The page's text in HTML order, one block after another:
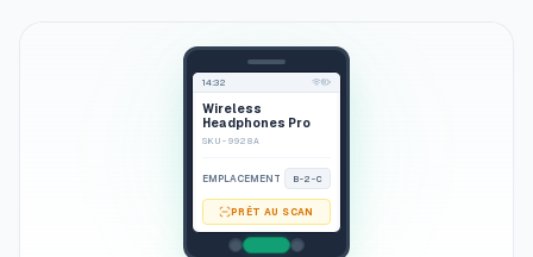
14:32
Wireless
Headphones Pro
SKU-9928A
EMPLACEMENT B-2-C
PRÊT AU SCAN